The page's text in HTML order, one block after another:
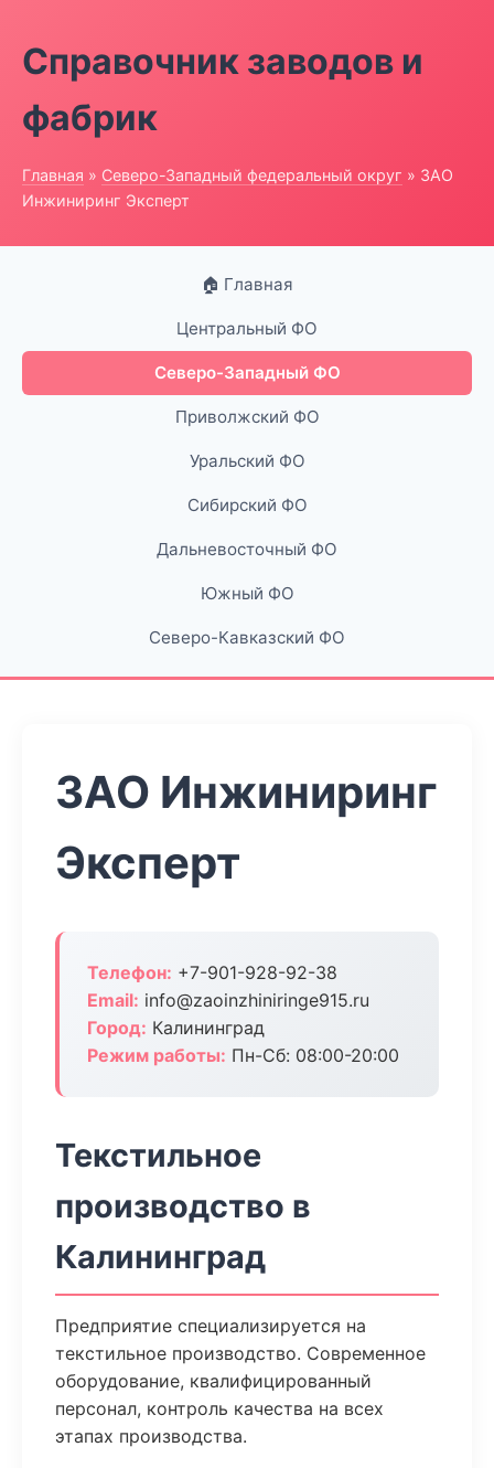
Справочник заводов и
фабрик
Главная » Северо-Западный федеральный округ » ЗАО
Инжиниринг Эксперт
🏠 Главная
Центральный ФО
Северо-Западный ФО
Приволжский ФО
Уральский ФО
Сибирский ФО
Дальневосточный ФО
Южный ФО
Северо-Кавказский ФО
ЗАО Инжиниринг
Эксперт
Телефон: +7-901-928-92-38
Email: info@zaoinzhiniringe915.ru
Город: Калининград
Режим работы: Пн-Сб: 08:00-20:00
Текстильное
производство в
Калининград
Предприятие специализируется на
текстильное производство. Современное
оборудование, квалифицированный
персонал, контроль качества на всех
этапах производства.